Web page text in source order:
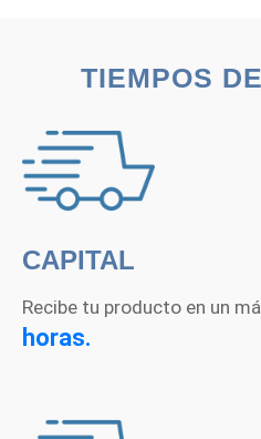
Q1,974.00.
TIEMPOS
CAPITAL
Recibe tu producto en un
horas.